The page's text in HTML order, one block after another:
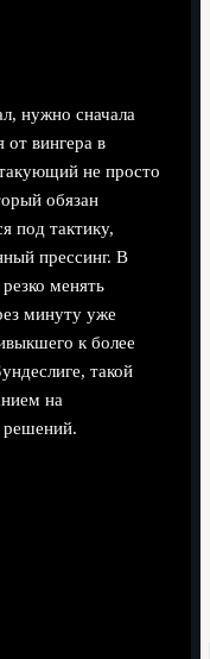
нужно сначала
от вингера в
не просто
обязан
под тактику,
прессинг. В
менять
минуту уже
к более
такой
на
решений.